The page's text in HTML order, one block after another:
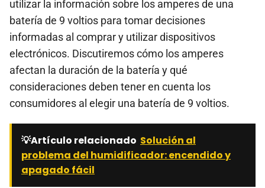
utilizar la información sobre los amperes de una
batería de 9 voltios para tomar decisiones
informadas al comprar y utilizar dispositivos
electrónicos. Discutiremos cómo los amperes
afectan la duración de la batería y qué
consideraciones deben tener en cuenta los
consumidores al elegir una batería de 9 voltios.
💡Artículo relacionado Solución al
problema del humidificador: encendido y
apagado fácil